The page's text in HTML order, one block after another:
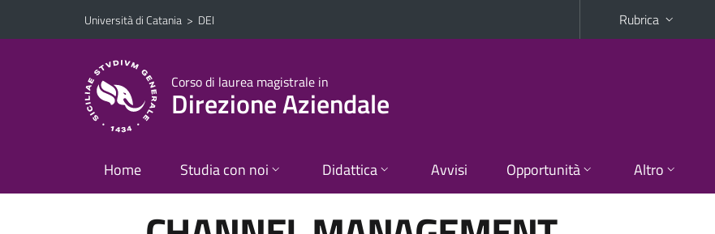
Vai al contenuto principale
Vai al menu di navigazione
Università di Catania > DEI Rubrica
Corso di laurea magistrale in
Direzione Aziendale
Home Studia con noi Didattica Avvisi Opportunità Altro